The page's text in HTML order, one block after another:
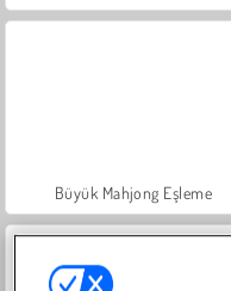
Büyük Mahjong Eşleme